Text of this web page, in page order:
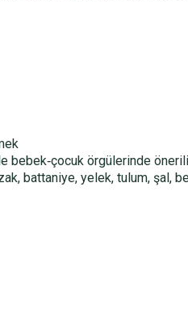
bebek‑çocuk örgülerinde
battaniye, yelek, tulum, şal,